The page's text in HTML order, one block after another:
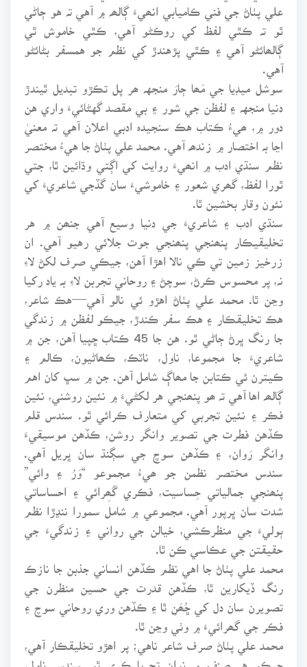
علي پٺاڻ جي فني ڪاميابي انھيءَ ڳالھہ ۾ آهي تہ هو ڄاڻي
ٿو تہ ڪٿي لفظ کي روڪڻو آهي، ڪٿي خاموش ٿي
ڳالھائڻو آهي ۽ ڪٿي پڙهندڙ کي نظم جو همسفر بڻائڻو
آهي.
سوشل ميڊيا جي مَھا ڄارَ منجهہ ھر پل تڪڙو تبديل ٿيندڙ
دنيا منجهہ ۽ لفظن جي شور ۽ بي مقصد گهڻائيءَ واري هن
دور ۾، ھيءُ ڪتاب هڪ سنجيدہ ادبي اعلان آهي تہ معنيٰ
اڃا بہ اختصار ۾ زندھہ آهي. محمد علي پٺاڻ جا هيءُ مختصر
نظم سنڌي ادب ۾ انھيءَ روايت کي اڳتي وڌائين ٿا، جتي
ٿورا لفظ، گھري شعور ۽ خاموشيءَ سان گڏجي شاعريءَ کي
نئون وقار بخشين ٿا.
سنڌي ادب ۽ شاعريءَ جي دنيا وسيع آهي جنھن ۾ هر
تخليقيڪار پنھنجي پنھنجي جوت جلائي رهيو آهي. ان
زرخيز زمين تي ڪي نالا اهڙا آهن، جيڪي صرف لکڻ لاءِ
نہ، پر محسوس ڪرڻ، سوچڻ ۽ روحاني تجربن لاءِ بہ ياد رکيا
وڃن ٿا. محمد علي پٺاڻ اهڙو ئي نالو آهي—هڪ شاعر،
هڪ تخليقڪار ۽ هڪ سفر ڪندڙ، جيڪو لفظن ۾ زندگي
جا رنگ ڀرڻ ڄاڻي ٿو. هن جا 45 ڪتاب ڇپيا آهن، جن ۾
شاعريءَ جا مجموعا، ناول، ناٽڪ، ڪھاڻيون، ڪالم ۽
ڪيترن ئي ڪتابن جا مھاڳ شامل آهن. جن ۾ سڀ کان اهم
ڳالھہ اها آهي تہ ھو پنھنجي هر لکڻيءَ ۾ نئين روشني، نئين
فڪر ۽ نئين تجربي کي متعارف ڪرائي ٿو. سندس قلم
ڪڏهن فطرت جي تصوير وانگر روشن، ڪڏهن موسيقيءَ
وانگر رَوان، ۽ ڪڏهن سوچ جي سڳنڌ سان ڀريل آهي.
سندس مختصر نظمن جو ھيءُ مجموعو “وَرُ ۽ وائي”
پنھنجي جمالياتي حِساسيت، فڪري گَھِرائي ۽ احساساتي
شدت سان ڀرپور آهي. مجموعي ۾ شامل سمورا ننڍڙا نظم
ٻوليءَ جي منظرڪشي، خيالن جي رواني ۽ زندگيءَ جي
حقيقتن جي عڪاسي ڪن ٿا.
محمد علي پٺاڻ جا اهي نظم ڪڏهن انساني جذبن جا نازڪ
رنگ ڏيکارين ٿا، ڪڏهن قدرت جي حسين منظرن جي
تصويرن سان دل کي ڇُھَنِ ٿا ۽ ڪڏهن وري روحاني سوچ ۽
فڪر جي گھرائيءَ ۾ وٺي وڃن ٿا.
محمد علي پٺاڻ صرف شاعر ناهي؛ پر اھڙو تخليقڪار آهي،
جيڪو هر صنف ۾ نوان تجربا ڪري ٿو. سندس ناول،